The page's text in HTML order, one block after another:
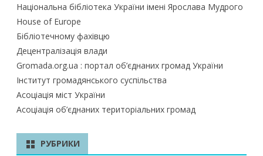
Національна бібліотека України імені Ярослава Мудрого
House of Europe
Бібліотечному фахівцю
Децентралізація влади
Gromada.org.ua : портал об’єднаних громад України
Інститут громадянського суспільства
Асоціація міст України
Асоціація об’єднаних територіальних громад
РУБРИКИ